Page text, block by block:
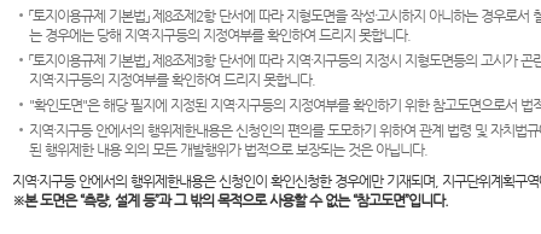
「토지이용규제 기본법」 제8조제2항 단서에 따라 지형도면을 작성·고시하지 아니하는 경우로
는 경우에는 당해 지역·지구등의 지정여부를 확인하여 드리지 못합니다.
「토지이용규제 기본법」 제8조제3항 단서에 따라 지역·지구등의 지정시 지형도면등의 고시가
지역·지구등의 지정여부를 확인하여 드리지 못합니다.
"확인도면"은 해당 필지에 지정된 지역·지구등의 지정여부를 확인하기 위한 참고도면으로서
지역·지구등 안에서의 행위제한내용은 신청인의 편의를 도모하기 위하여 관계 법령 및 자치
된 행위제한 내용 외의 모든 개발행위가 법적으로 보장되는 것은 아닙니다.
지역·지구등 안에서의 행위제한내용은 신청인이 확인신청한 경우에만 기재되며, 지구단위계획
※본 도면은“측량, 설계 등”과 그 밖의 목적으로 사용할 수 없는 “참고도면”입니다.